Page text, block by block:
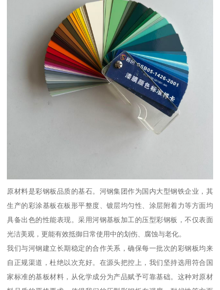
原材料是彩钢板品质的基石。河钢集团作为国内大型钢铁企业，其
生产的彩涂基板在板形平整度、镀层均匀性、涂层附着力等方面均
具备出色的性能表现。采用河钢基板加工的压型彩钢板，不仅表面
光洁美观，更能有效抵御日常使用中的划伤、腐蚀与老化。
我们与河钢建立长期稳定的合作关系，确保每一批次的彩钢板均来
自正规渠道，杜绝以次充好。在源头把控上，我们坚持选用符合国
家标准的基板材料，从化学成分为产品赋予可靠基础。这种对原材